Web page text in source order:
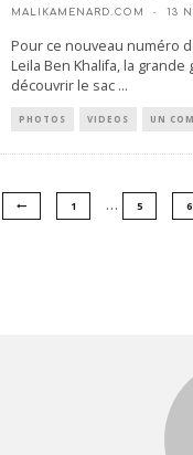
MALIKAMENARD.COM 13
Pour ce nouveau numéro
Leila Ben Khalifa, la
découvrir le sac ...
PHOTOS VIDEOS UN
1 … 5 6